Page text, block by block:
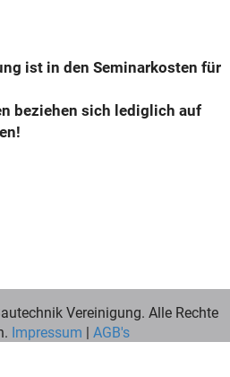
ist in den Seminarkosten für
beziehen sich lediglich auf
Vereinigung. Alle Rechte
Impressum | AGB's